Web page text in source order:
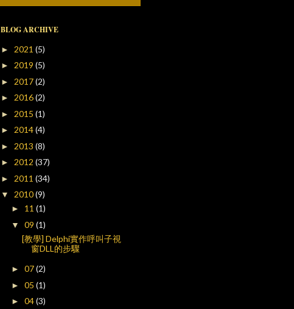
BLOG ARCHIVE
► 2021 (5)
► 2019 (5)
► 2017(2)
► 2016(2)
► 2015 (1)
► 2014(4)
► 2013 (8)
► 2012 (37)
► 2011 (34)
▼ 2010(9)
► 11 (1)
▼ 09 (1)
[教學] Delphi實作呼叫子視
窗DLL的步驟
► 07(2)
► 05 (1)
► 04(3)